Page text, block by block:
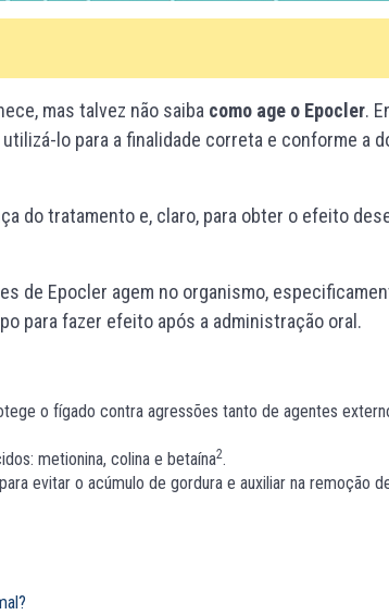
mas talvez não saiba como age o Epocler.
lo para a finalidade correta e conforme a
do tratamento e, claro, para obter o efeito
de Epocler agem no organismo,
para fazer efeito após a administração oral.
o fígado contra agressões tanto de agentes
metionina, colina e betaína2.
evitar o acúmulo de gordura e auxiliar na remoção